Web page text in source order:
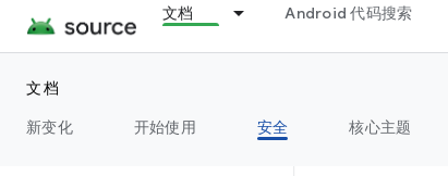
文档 Android 代码搜索
文档
新变化
开始使用 安全 核心主题